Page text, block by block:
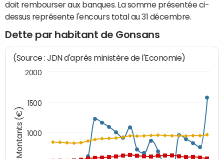
doit rembourser aux banques. La somme présentée ci-
dessus représente l'encours total au 31 décembre.
Dette par habitant de Gonsans
Montants (€)
(Source : JDN d'après ministère de l'Economie)
1000
1500
2000